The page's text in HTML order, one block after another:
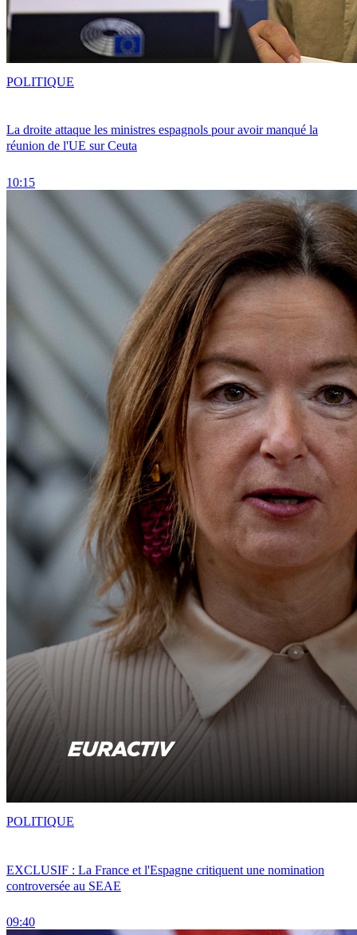
La droite attaque les ministres espagnols pour avoir manqué la
réunion de l'UE sur Ceuta
10:15
POLITIQUE
EXCLUSIF : La France et l'Espagne critiquent une nomination
controversée au SEAE
09:40
POLITIQUE